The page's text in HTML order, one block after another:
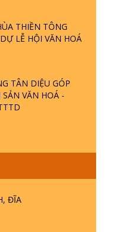
THIỀN TÔNG
LỄ HỘI VĂN HOÁ
TÂN DIỆU GÓP
VĂN HOÁ -
ĐĨA